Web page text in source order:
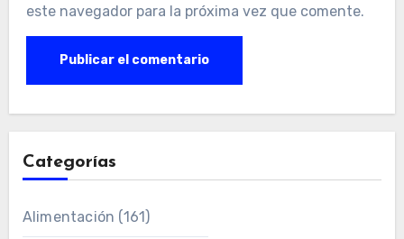
este navegador para la próxima vez que comente.
Categorías
Alimentación (161)